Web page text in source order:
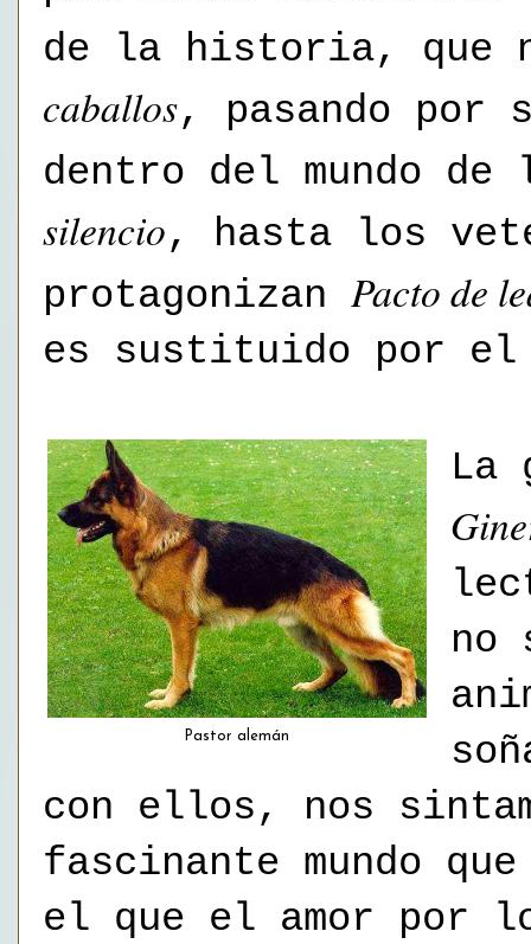
de la historia, que
caballos, pasando por
dentro del mundo
silencio, hasta los
protagonizan Pacto de
es sustituido por
Pastor alemán
La
no
con ellos, nos
fascinante mundo
el que el amor por